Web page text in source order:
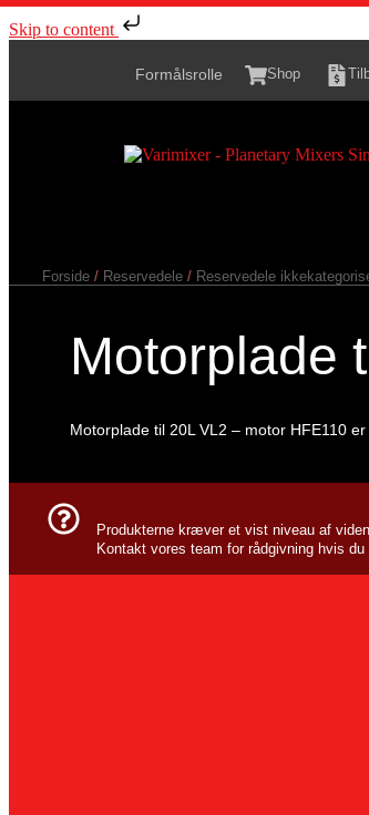
Skip to content
Formålsrolle Shop
Forside / Reservedele / Reservedele
Motorplade
Motorplade til 20L VL2 – motor HFE110
Produkterne kræver et vist niveau af viden.
Kontakt vores team for rådgivning hvis du